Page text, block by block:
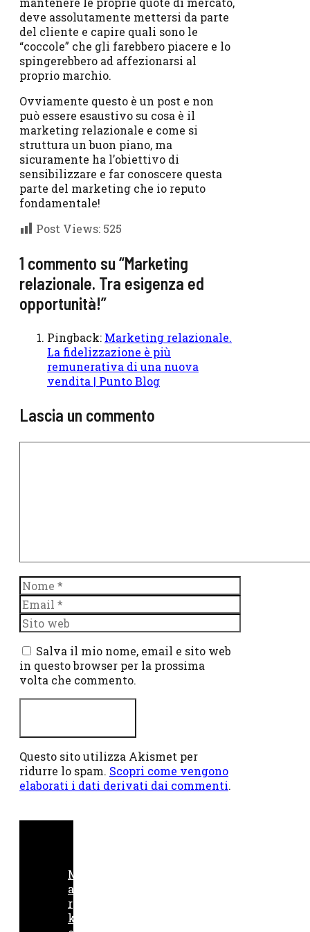
deve assolutamente mettersi da parte
del cliente e capire quali sono le
“coccole” che gli farebbero piacere e lo
spingerebbero ad affezionarsi al
proprio marchio.
Ovviamente questo è un post e non
può essere esaustivo su cosa è il
marketing relazionale e come si
struttura un buon piano, ma
sicuramente ha l’obiettivo di
sensibilizzare e far conoscere questa
parte del marketing che io reputo
fondamentale!
Post Views: 525
1 commento su “Marketing
relazionale. Tra esigenza ed
opportunità!”
Pingback: Marketing relazionale.
La fidelizzazione è più
remunerativa di una nuova
vendita | Punto Blog
Lascia un commento
Nome
Email
Sito
web
Salva il mio nome, email e sito web
in questo browser per la prossima
volta che commento.
Questo sito utilizza Akismet per
ridurre lo spam. Scopri come vengono
elaborati i dati derivati dai commenti.
M
a
r
k